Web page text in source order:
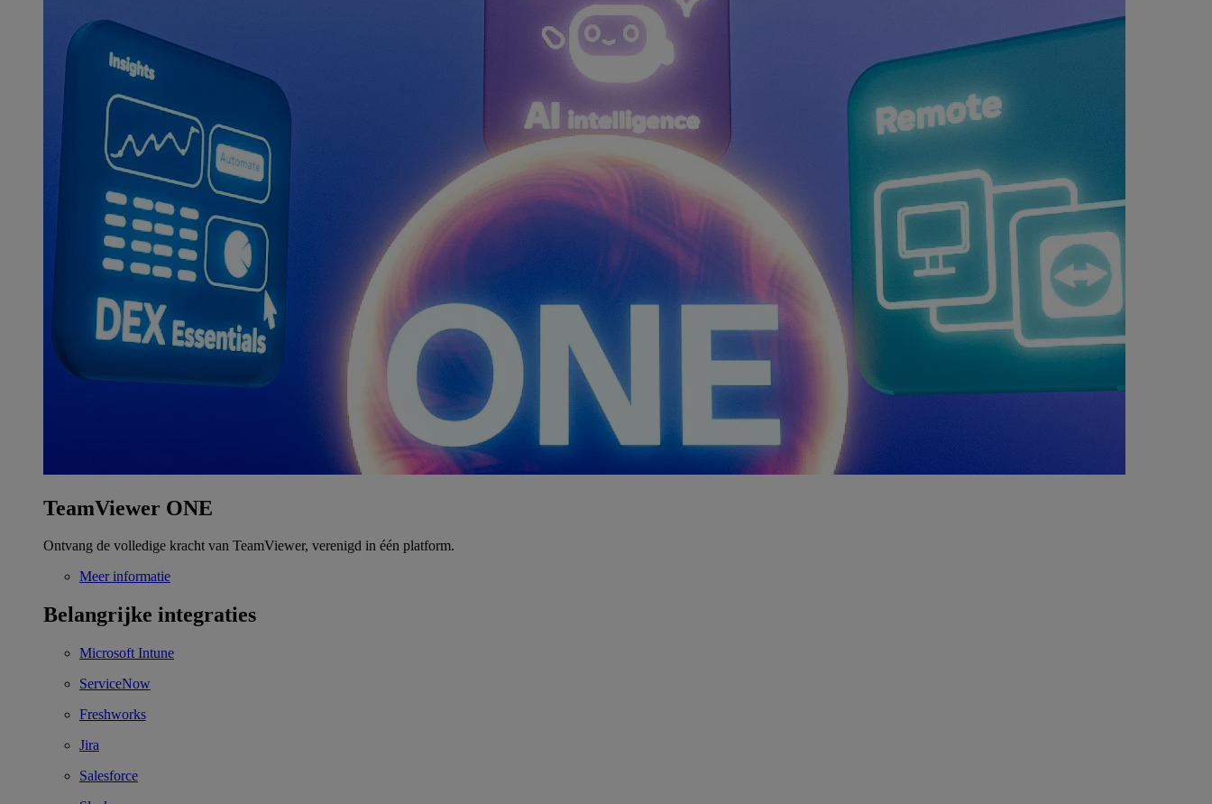
TeamViewer ONE
Ontvang de volledige kracht van TeamViewer, verenigd in één platform.
Meer informatie
Belangrijke integraties
Microsoft Intune
ServiceNow
Freshworks
Jira
Salesforce